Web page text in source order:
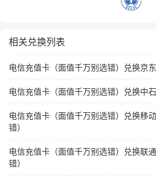
相关兑换列表
电信充值卡（面值千万别选错）兑换京
电信充值卡（面值千万别选错）兑换中
电信充值卡（面值千万别选错）兑换移
错）
电信充值卡（面值千万别选错）兑换联
错）